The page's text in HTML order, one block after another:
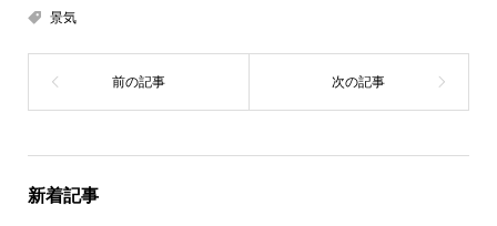
景気
新着記事